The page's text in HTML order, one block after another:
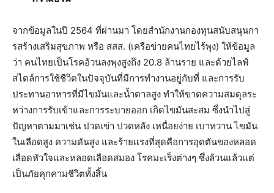
จากข้อมูลในปี 2564 ที่ผ่านมา โดยสำนักงานกองทุนสนับสนุนกา
รสร้างเสริมสุขภาพ หรือ สสส. (เครือข่ายคนไทยไร้พุง) ให้ข้อมูล
ว่า คนไทยเป็นโรคอ้วนลงพุงสูงถึง 20.8 ล้านราย และด้วยไลฟ์
สไตล์การใช้ชีวิตในปัจจุบันที่มีการทำงานอยู่กับที่ และการรับ
ประทานอาหารที่มีไขมันและน้ำตาลสูง ทำให้ขาดความสมดุลระ
หว่างการรับเข้าและการระบายออก เกิดไขมันสะสม ซึ่งนำไปสู่
ปัญหาตามมาเช่น ปวดเข่า ปวดหลัง เหนื่อยง่าย เบาหวาน ไขมัน
ในเลือดสูง ความดันสูง และร้ายแรงที่สุดคือการอุดตันของหลอด
เลือดหัวใจและหลอดเลือดสมอง โรคมะเร็งต่างๆ ซึ่งล้วนแล้วแต่
เป็นภัยคุกคามชีวิตทั้งสิ้น